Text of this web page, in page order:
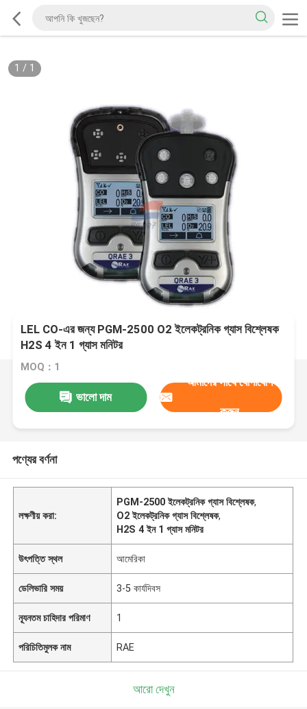
1 / 1
LEL CO-এর জন্য PGM-2500 O2 ইলেকট্রনিক গ্যাস বিশ্লেষক
H2S 4 ইন 1 গ্যাস মনিটর
MOQ：1
ভালো দাম
আমাদের সাথে যোগাযোগ
করুন
পণ্যের বর্ণনা
লক্ষণীয় করা:
PGM-2500 ইলেকট্রনিক গ্যাস বিশ্লেষক,
O2 ইলেকট্রনিক গ্যাস বিশ্লেষক,
H2S 4 ইন 1 গ্যাস মনিটর
উৎপত্তি স্থল আমেরিকা
ডেলিভারি সময় 3-5 কার্যদিবস
ন্যূনতম চাহিদার পরিমাণ 1
পরিচিতিমুলক নাম RAE
আরো দেখুন